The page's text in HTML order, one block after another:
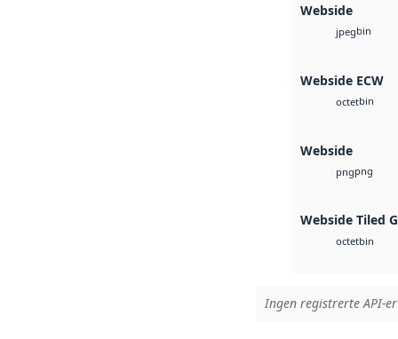
Webside
jpegbin
Webside ECW
octetbin
Webside
pngpng
Webside Tiled
octetbin
Ingen registrerte API-